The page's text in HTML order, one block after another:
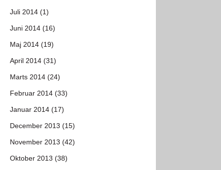
Juli 2014 (1)
Juni 2014 (16)
Maj 2014 (19)
April 2014 (31)
Marts 2014 (24)
Februar 2014 (33)
Januar 2014 (17)
December 2013 (15)
November 2013 (42)
Oktober 2013 (38)